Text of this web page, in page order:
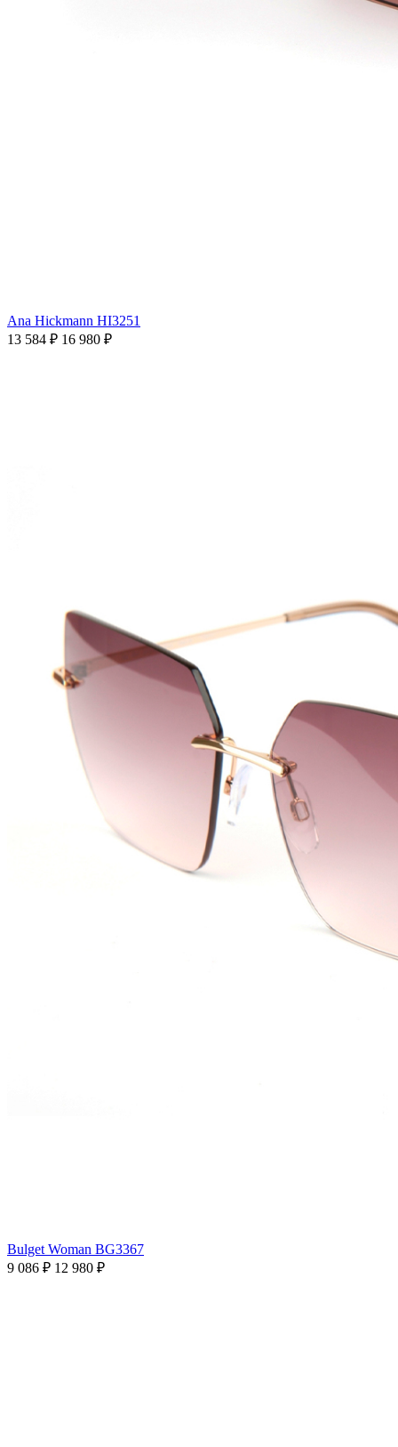
Ana Hickmann HI3251
13 584 ₽ 16 980 ₽
Bulget Woman BG3367
9 086 ₽ 12 980 ₽